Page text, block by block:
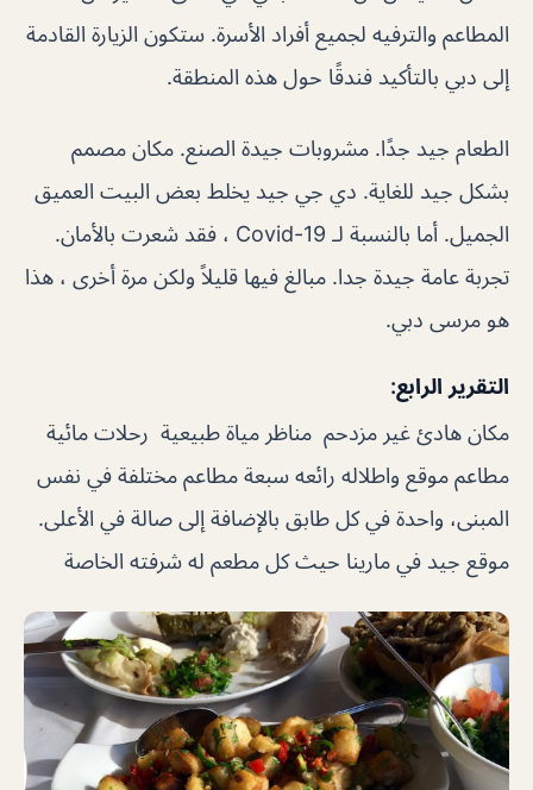
المطاعم والترفيه لجميع أفراد الأسرة. ستكون الزيارة القادمة
إلى دبي بالتأكيد فندقًا حول هذه المنطقة.
الطعام جيد جدًا. مشروبات جيدة الصنع. مكان مصمم
بشكل جيد للغاية. دي جي جيد يخلط بعض البيت العميق
الجميل. أما بالنسبة لـ Covid-19 ، فقد شعرت بالأمان.
تجربة عامة جيدة جدا. مبالغ فيها قليلاً ولكن مرة أخرى ، هذا
هو مرسى دبي.
التقرير الرابع:
مكان هادئ غير مزدحم مناظر مياة طبيعية رحلات مائية
مطاعم موقع واطلاله رائعه سبعة مطاعم مختلفة في نفس
المبنى، واحدة في كل طابق بالإضافة إلى صالة في الأعلى.
موقع جيد في مارينا حيث كل مطعم له شرفته الخاصة